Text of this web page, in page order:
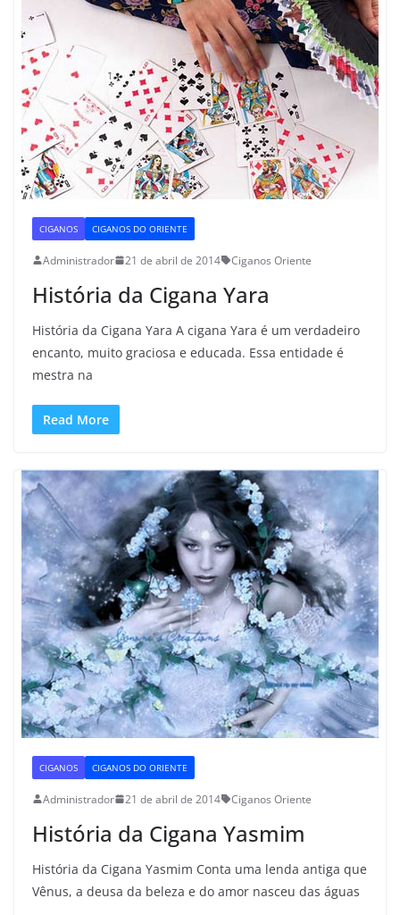
CIGANOS CIGANOS DO ORIENTE
Administrador 21 de abril de 2014 Ciganos Oriente
História da Cigana Yara
História da Cigana Yara A cigana Yara é um verdadeiro
encanto, muito graciosa e educada. Essa entidade é
mestra na
Read More
CIGANOS CIGANOS DO ORIENTE
Administrador 21 de abril de 2014 Ciganos Oriente
História da Cigana Yasmim
História da Cigana Yasmim Conta uma lenda antiga que
Vênus, a deusa da beleza e do amor nasceu das águas